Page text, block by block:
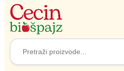
Search
for: